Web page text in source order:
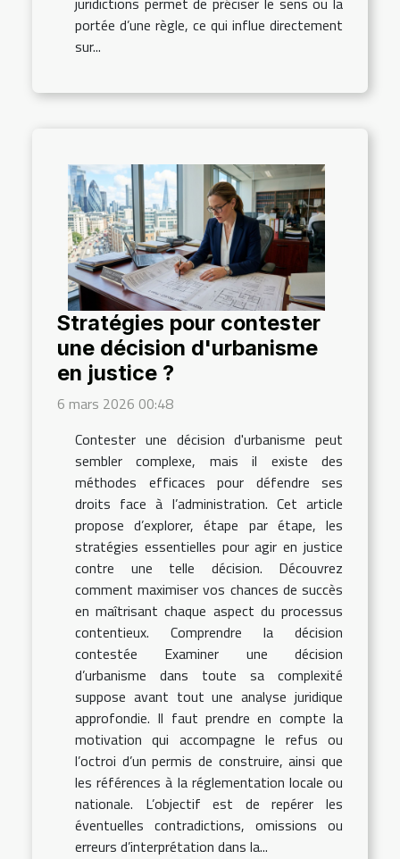
portée d’une règle, ce qui influe directement
sur...
Stratégies pour contester
une décision d'urbanisme
en justice ?
6 mars 2026 00:48
Contester une décision d'urbanisme peut
sembler complexe, mais il existe des
méthodes efficaces pour défendre ses
droits face à l’administration. Cet article
propose d’explorer, étape par étape, les
stratégies essentielles pour agir en justice
contre une telle décision. Découvrez
comment maximiser vos chances de succès
en maîtrisant chaque aspect du processus
contentieux. Comprendre la décision
contestée Examiner une décision
d’urbanisme dans toute sa complexité
suppose avant tout une analyse juridique
approfondie. Il faut prendre en compte la
motivation qui accompagne le refus ou
l’octroi d’un permis de construire, ainsi que
les références à la réglementation locale ou
nationale. L’objectif est de repérer les
éventuelles contradictions, omissions ou
erreurs d’interprétation dans la...